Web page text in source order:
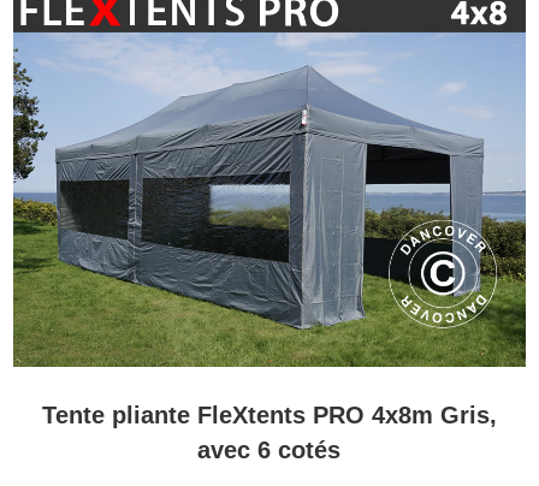
Tente pliante FleXtents PRO 4x8m Gris,
avec 6 cotés